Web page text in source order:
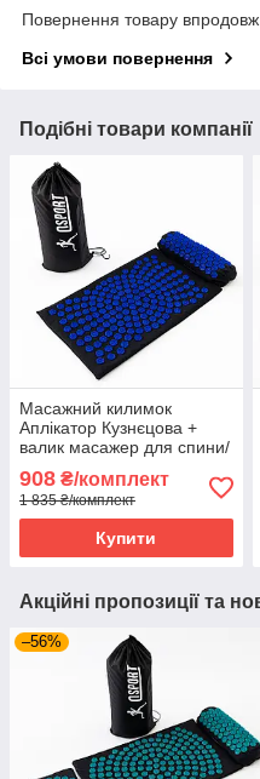
Повернення товару
Всі умови повернення
Подібні товари компанії
Масажний килимок
Аплікатор Кузнєцова +
валик масажер для спини/
шиї/голови OSPORT Lotus
Sun Mat Eco (apl-029)
Чорно-синій
908 ₴/комплект
1 835 ₴/комплект
Купити
Акційні пропозиції та
–56%